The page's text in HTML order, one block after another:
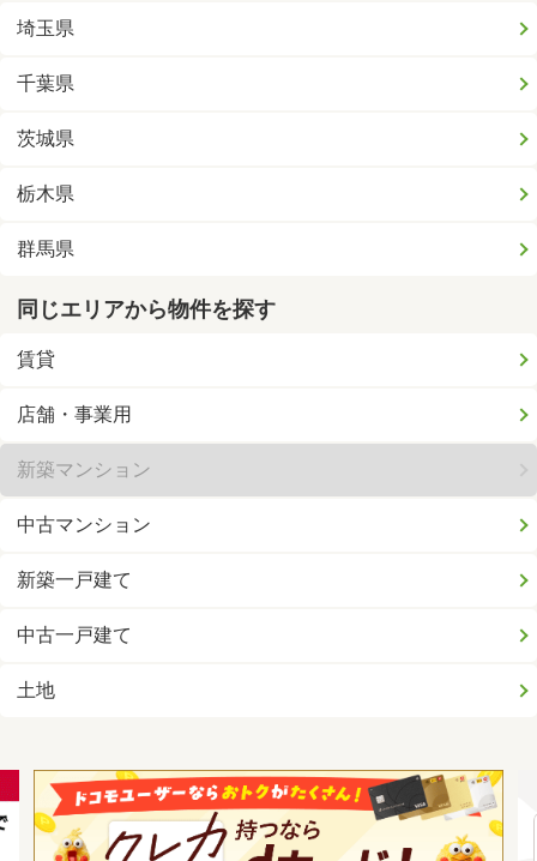
埼玉県
千葉県
茨城県
栃木県
群馬県
同じエリアから物件を探す
賃貸
店舗・事業用
新築マンション
中古マンション
新築一戸建て
中古一戸建て
土地